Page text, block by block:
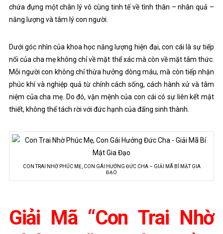
chứa đựng một chân lý vô cùng tinh tế về tình thân – nhân quả –
năng lượng và tâm lý con người.
Dưới góc nhìn của khoa học năng lượng hiện đại, con cái là sự tiếp
nối của cha mẹ không chỉ về mặt thể xác mà còn về mặt tâm thức.
Mỗi người con không chỉ thừa hưởng dòng máu, mà còn tiếp nhận
phúc khí và nghiệp quả từ chính cách sống, cách hành xử và tâm
niệm của cha mẹ. Do đó, vận mệnh của con cái có sự liên kết mật
thiết, không thể tách rời với đức hạnh của đấng sinh thành.
CON TRAI NHỜ PHÚC MẸ, CON GÁI HƯỞNG ĐỨC CHA – GIẢI MÃ BÍ MẬT GIA
ĐẠO
Giải Mã “Con Trai Nhờ